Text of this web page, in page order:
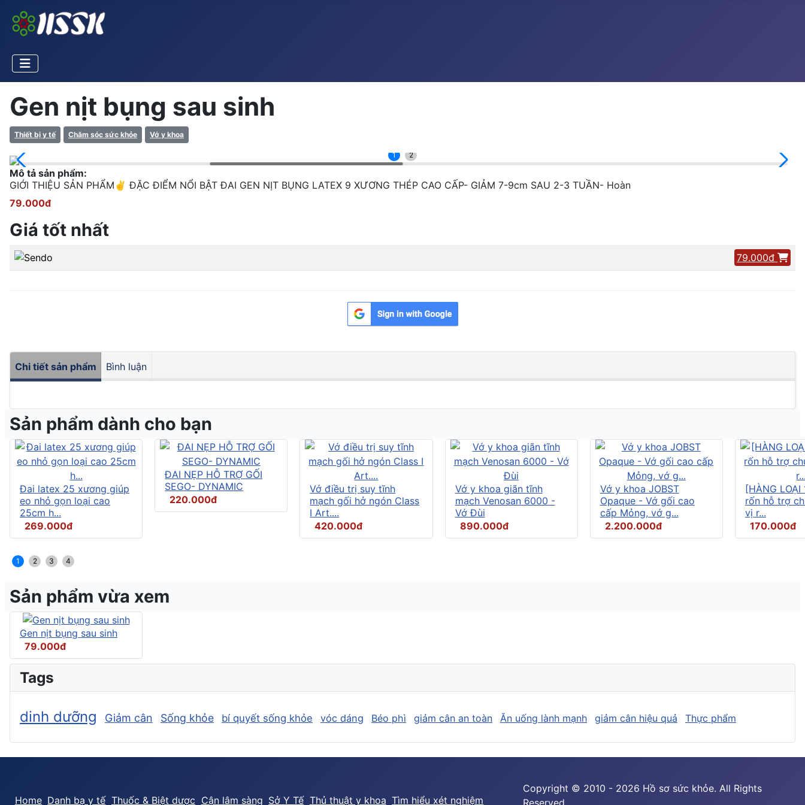
Gen nịt bụng sau sinh
Thiết bị y tế Chăm sóc sức khỏe Vớ y khoa
1 2
Mô tả sản phẩm:
GIỚI THIỆU SẢN PHẨM✌️ ĐẶC ĐIỂM NỔI BẬT ĐAI GEN NỊT BỤNG LATEX 9 XƯƠNG THÉP CAO CẤP- GIẢM 7-9cm SAU 2-3 TUẦN- Hoàn
79.000đ
Giá tốt nhất
79.000đ
Chi tiết sản phẩm Bình luận
Sản phẩm dành cho bạn
Đai latex 25 xương giúp
eo nhỏ gọn loại cao
25cm h...
269.000đ
ĐAI NẸP HỖ TRỢ GỐI
SEGO- DYNAMIC
220.000đ
Vớ điều trị suy tĩnh
mạch gối hở ngón Class
I Art....
420.000đ
Vớ y khoa giãn tĩnh
mạch Venosan 6000 -
Vớ Đùi
890.000đ
Vớ y khoa JOBST
Opaque - Vớ gối cao
cấp Mỏng, vớ g...
2.200.000đ
[HÀNG
rốn hỗ trợ
vị r...
170.000đ
1 2 3 4
Sản phẩm vừa xem
Gen nịt bụng sau sinh
79.000đ
Tags
dinh dưỡng Giảm cân Sống khỏe bí quyết sống khỏe vóc dáng Béo phì giảm cân an toàn Ăn uống lành mạnh giảm cân hiệu quả Thực phẩm
Home Danh bạ y tế Thuốc & Biệt dược Cận lâm sàng Sở Y Tế Thủ thuật y khoa Tìm hiểu xét nghiệm
Copyright © 2010 - 2026 Hồ sơ sức khỏe. All Rights